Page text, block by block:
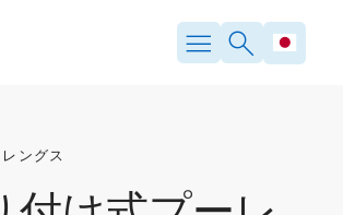
ングス